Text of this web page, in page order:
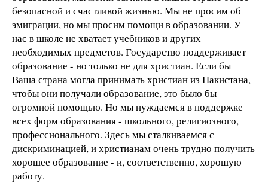
безопасной и счастливой жизнью. Мы не просим об
эмиграции, но мы просим помощи в образовании. У
нас в школе не хватает учебников и других
необходимых предметов. Государство поддерживает
образование - но только не для христиан. Если бы
Ваша страна могла принимать христиан из Пакистана,
чтобы они получали образование, это было бы
огромной помощью. Но мы нуждаемся в поддержке
всех форм образования - школьного, религиозного,
профессионального. Здесь мы сталкиваемся с
дискриминацией, и христианам очень трудно получить
хорошее образование - и, соответственно, хорошую
работу.